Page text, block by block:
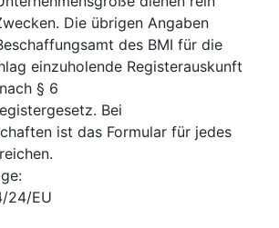
Die übrigen Angaben
des BMI für die
einzuholende Registerauskunft
§ 6
Bei
ist das Formular für jedes
:
24/EU